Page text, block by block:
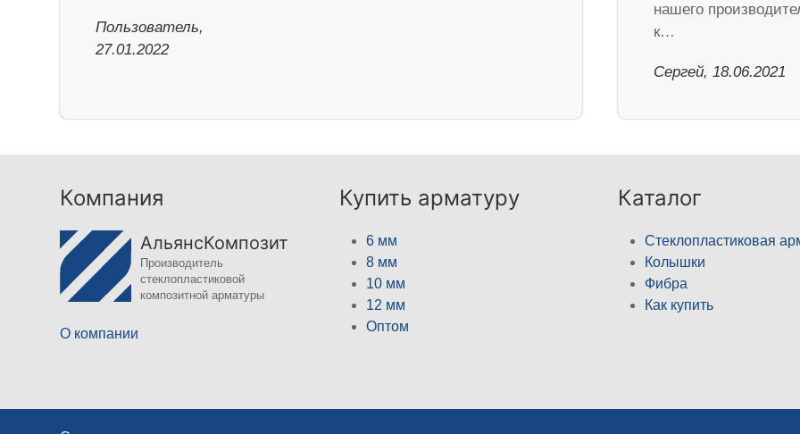
Пользователь,
27.01.2022
нашего
к…
Сергей, 18.06.2021
Компания
АльянсКомпозит
Производитель
стеклопластиковой
композитной арматуры
О компании
Купить арматуру
6 мм
8 мм
10 мм
12 мм
Оптом
Каталог
Стеклопластиковая
Колышки
Фибра
Как купить